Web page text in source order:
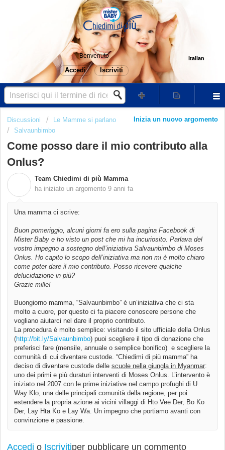
Italian
Benvenuto
Accedi Iscriviti
Inizia un nuovo argomento
Discussioni
Le Mamme si parlano
Salvaunbimbo
Come posso dare il mio contributo alla
Onlus?
Team Chiedimi di più Mamma
ha iniziato un argomento 9 anni fa
Una mamma ci scrive:
Buon pomeriggio, alcuni giorni fa ero sulla pagina Facebook di
Mister Baby e ho visto un post che mi ha incuriosito. Parlava del
vostro impegno a sostegno dell’iniziativa Salvaunbimbo di Moses
Onlus. Ho capito lo scopo dell’iniziativa ma non mi è molto chiaro
come poter dare il mio contributo. Posso ricevere qualche
delucidazione in più?
Grazie mille!
Buongiorno mamma, “Salvaunbimbo” è un’iniziativa che ci sta
molto a cuore, per questo ci fa piacere conoscere persone che
vogliano aiutarci nel dare il proprio contributo.
La procedura è molto semplice: visitando il sito ufficiale della Onlus
(http://bit.ly/Salvaunbimbo) puoi scegliere il tipo di donazione che
preferisci fare (mensile, annuale o semplice bonifico) e scegliere la
comunità di cui diventare custode. “Chiedimi di più mamma” ha
deciso di diventare custode delle scuole nella giungla in Myanmar:
uno dei primi e più duraturi interventi di Moses Onlus. L’intervento è
iniziato nel 2007 con le prime iniziative nel campo profughi di U
Way Klo, una delle principali comunità della regione, per poi
estendere la propria azione ai vicini villaggi di Hto Vee Der, Bo Ko
Der, Lay Hta Ko e Lay Wa. Un impegno che portiamo avanti con
convinzione e passione.
Accedi o Iscrivitiper pubblicare un commento